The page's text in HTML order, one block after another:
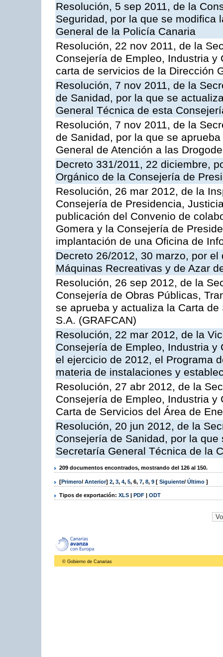
Resolución, 5 sep 2011, de la
Seguridad, por la que se modifica
General de la Policía Canaria
Resolución, 22 nov 2011, de la
Consejería de Empleo, Industria
carta de servicios de la Dirección
Resolución, 7 nov 2011, de la
de Sanidad, por la que se
General Técnica de esta
Resolución, 7 nov 2011, de la
de Sanidad, por la que se
General de Atención a las
Decreto 331/2011, 22 diciembre,
Orgánico de la Consejería de
Resolución, 26 mar 2012, de la
Consejería de Presidencia,
publicación del Convenio de
Gomera y la Consejería de
implantación de una Oficina de
Decreto 26/2012, 30 marzo, por
Máquinas Recreativas y de Azar
Resolución, 26 sep 2012, de la
Consejería de Obras Públicas,
se aprueba y actualiza la Carta
S.A. (GRAFCAN)
Resolución, 22 mar 2012, de la
Consejería de Empleo, Industria
el ejercicio de 2012, el Programa
materia de instalaciones y
Resolución, 27 abr 2012, de la
Consejería de Empleo, Industria
Carta de Servicios del Área de
Resolución, 20 jun 2012, de la
Consejería de Sanidad, por la
Secretaría General Técnica de la
209 documentos encontrados, mostrando del 126 al 150.
[Primero/ Anterior] 2, 3, 4, 5, 6, 7, 8, 9 [ Siguiente/ Último ]
Tipos de exportación: XLS | PDF | ODT
© Gobierno de Canarias